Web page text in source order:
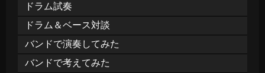
ドラム試奏
ドラム＆ベース対談
バンドで演奏してみた
バンドで考えてみた